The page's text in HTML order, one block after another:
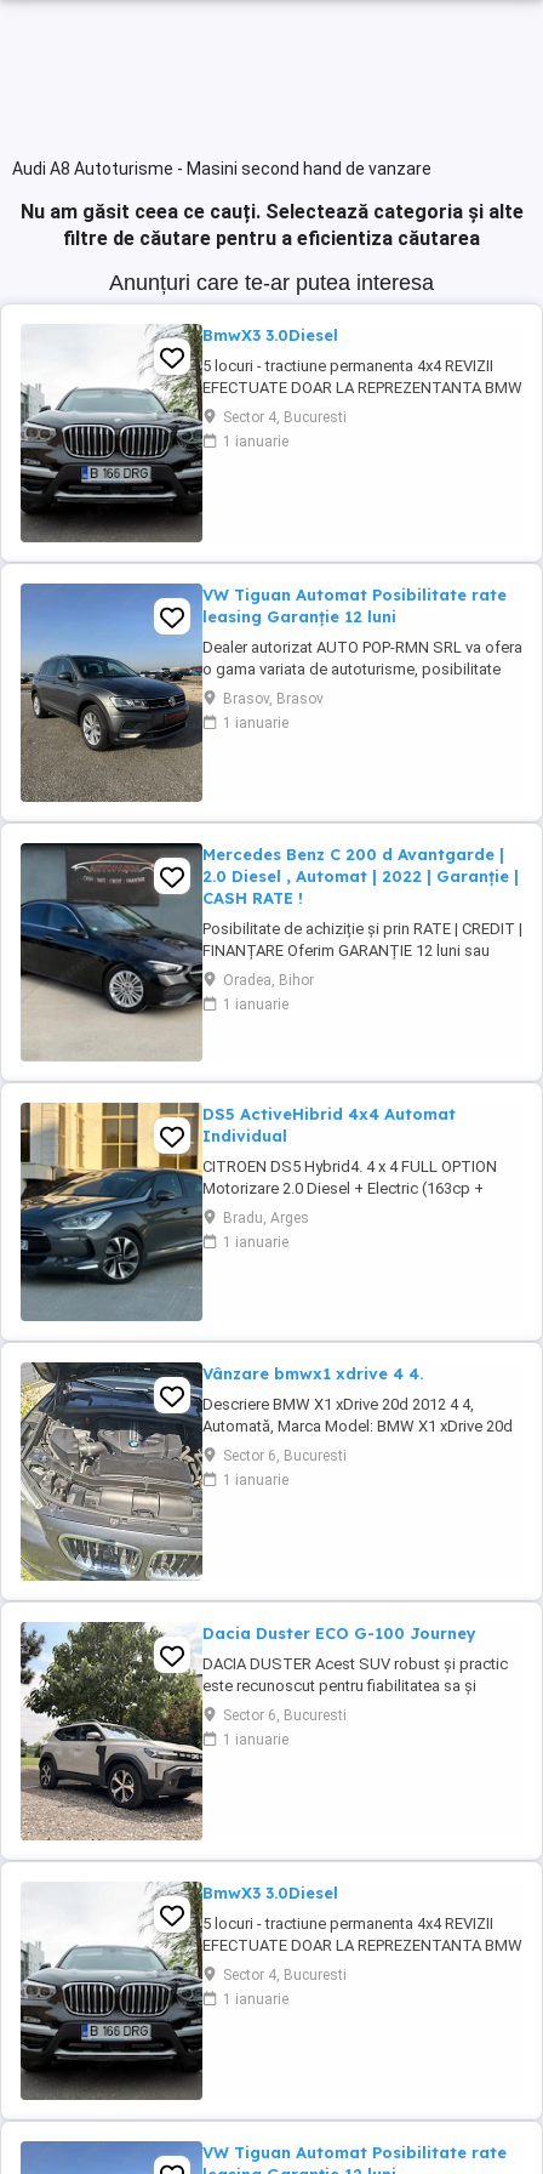
Audi A8 Autoturisme - Masini second hand de vanzare
Nu am găsit ceea ce cauți. Selectează categoria și alte
filtre de căutare pentru a eficientiza căutarea
Anunțuri care te-ar putea interesa
BmwX3 3.0Diesel
5 locuri - tractiune permanenta 4x4 REVIZII
EFECTUATE DOAR LA REPREZENTANTA BMW
CUTIE AUTOMATA 8+1 TREPTE 3 moduri
condus AUTOHOLD ASISTENT PLECARE DIN
RAMPA Camera frontala parbriz asistenta
Sector 4, Bucuresti
1 ianuarie
VW Tiguan Automat Posibilitate rate
leasing Garanție 12 luni
Dealer autorizat AUTO POP-RMN SRL va ofera
o gama variata de autoturisme, posibilitate
test drive si comenzi. Va asteptam in parcul
nostru pentru vizionari. * Posibilitate finantare,
rate leasing Garantie 12 luni ####FINANTARE-
Brasov, Brasov
1 ianuarie
Mercedes Benz C 200 d Avantgarde |
2.0 Diesel , Automat | 2022 | Garanție |
CASH RATE !
Posibilitate de achiziție și prin RATE | CREDIT |
FINANȚARE Oferim GARANȚIE 12 luni sau
10.000 km Mercedes-Benz C 200d 9G-Tronic
Avantgarde Motor - 2.0 diesel , Mild-hybrid
163 CP, Euro6 + motor electric 15 kW hibrid
Oradea, Bihor
1 ianuarie
DS5 ActiveHibrid 4x4 Automat
Individual
CITROEN DS5 Hybrid4. 4 x 4 FULL OPTION
Motorizare 2.0 Diesel + Electric (163cp +
37cp) Import Olanda 2024 - an fabricatie 2012
. Cutie automata (Mod Sport) + Padele F1 .
Norma de poluare Euro 5 Plafon Panoramic
Bradu, Arges
1 ianuarie
Vânzare bmwx1 xdrive 4 4.
Descriere BMW X1 xDrive 20d 2012 4 4,
Automată, Marca Model: BMW X1 xDrive 20d
(motorizare diesel, 190 CP, 4 4, transmisie
automată) An fabricație: noiembrie 2012
Kilometraj: 215.000 km Culoare: gri scaune
Sector 6, Bucuresti
1 ianuarie
Dacia Duster ECO G-100 Journey
DACIA DUSTER Acest SUV robust și practic
este recunoscut pentru fiabilitatea sa și
costurile reduse de întreținere. Modelul oferă
un nivel ridicat de confort și siguranță, fiind
potrivit atât pentru oraș, cât și pentru drumuri
Sector 6, Bucuresti
1 ianuarie
BmwX3 3.0Diesel
5 locuri - tractiune permanenta 4x4 REVIZII
EFECTUATE DOAR LA REPREZENTANTA BMW
CUTIE AUTOMATA 8+1 TREPTE 3 moduri
condus AUTOHOLD ASISTENT PLECARE DIN
RAMPA Camera frontala parbriz asistenta
Sector 4, Bucuresti
1 ianuarie
VW Tiguan Automat Posibilitate rate